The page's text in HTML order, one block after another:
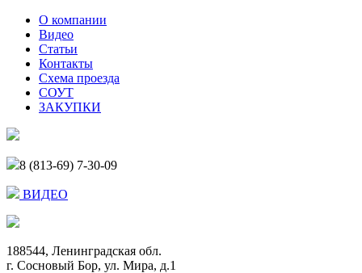
О компании
Видео
Статьи
Контакты
Схема проезда
СОУТ
ЗАКУПКИ
8 (813-69) 7-30-09
ВИДЕО
188544, Ленинградская обл.
г. Сосновый Бор, ул. Мира, д.1